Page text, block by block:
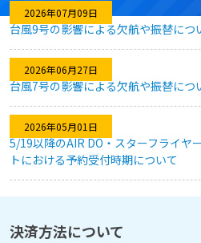
利用のしやすさ
問題なく利用できました。
★★★★★
キャンセル対応
2026年07月09日
台風9号の影響による欠航や振替につ
2026年06月27日
台風7号の影響による欠航や振替につ
2026年05月01日
5/19以降のAIR DO・スターフライヤ
トにおける予約受付時期について
決済方法について